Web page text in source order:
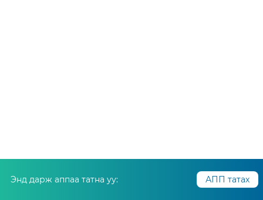
Энд дарж аппаа татна уу: АПП татах